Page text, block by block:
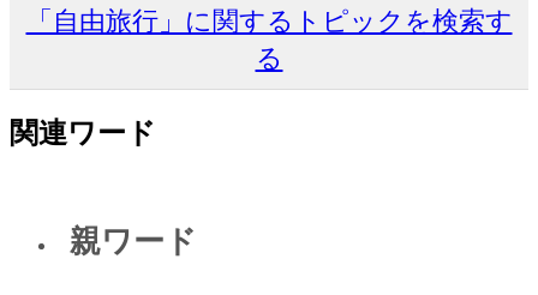
「自由旅行」に関するトピックを検索す
る
関連ワード
親ワード